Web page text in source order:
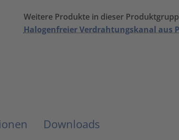
Weitere Produkte in dieser
Halogenfreier Verdrahtungskanal aus
Downloads